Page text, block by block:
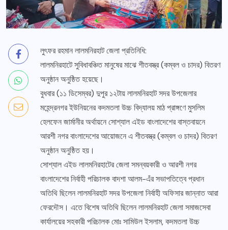
লুৎফর রহমান লালমনিরহাট জেলা প্রতিনিধি:
লালমনিরহাটে সুবিধাবঞ্চিত মানুষের মাঝে শীতবস্ত্র (কম্বল ও চাদর) বিতরণ
অনুষ্ঠান অনুষ্ঠিত হয়েছে।
বুধবার (১১ ডিসেম্বর) দুপুর ১২টায় লালমনিরহাট সদর উপজেলার
মহেন্দ্রনগর ইউনিয়নের কদমতলা উচ্চ বিদ্যালয় মাঠ প্রাঙ্গণে মুসলিম
হেলফেন জার্মানীর অর্থায়নে সোশ্যাল এইড বাংলাদেশের বাস্তবায়নে
আরশী নগর বাংলাদেশের আয়োজনে এ শীতবস্ত্র (কম্বল ও চাদর) বিতরণ
অনুষ্ঠান অনুষ্ঠিত হয়।
সোশ্যাল এইড লালমনিরহাটের জেলা সমন্বয়কারী ও আরশী নগর
বাংলাদেশের নির্বাহী পরিচালক বাদশা আলম-এঁর সভাপতিত্বে প্রধান
অতিথি ছিলেন লালমনিরহাট সদর উপজেলা নির্বাহী অফিসার জান্নাত আরা
ফেরদৌস। এতে বিশেষ অতিথি ছিলেন লালমনিরহাট জেলা সমাজসেবা
কার্যালয়ের সহকারী পরিচালক মোঃ সামিউল ইসলাম, কদমতলা উচ্চ